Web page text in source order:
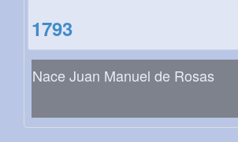
1793
Nace Juan Manuel de Rosas